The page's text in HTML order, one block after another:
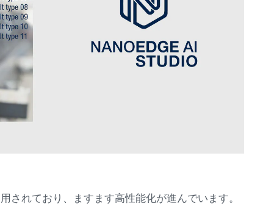
されており、ますます高性能化が進んでいます。